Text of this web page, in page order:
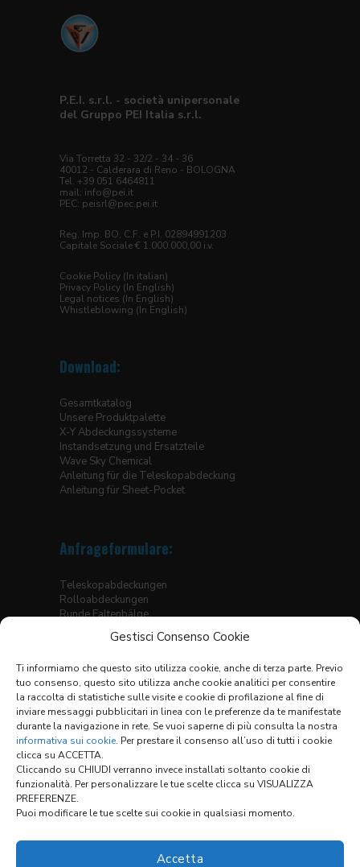
Gestisci Consenso Cookie
Ti informiamo che questo sito utilizza cookie, anche di terza parte. Previo
tuo consenso, questo sito utilizza anche cookie analitici per consentire
la raccolta di statistiche sulle visite e cookie di profilazione al fine di
inviare messaggi pubblicitari in linea con le preferenze da te manifestate
durante la navigazione in rete. Se vuoi saperne di più consulta la nostra
informativa sui cookie. Per prestare il consenso all’uso di tutti i cookie
clicca su ACCETTA.
Cliccando su CHIUDI verranno invece installati soltanto cookie di
funzionalità. Per personalizzare le tue scelte clicca su VISUALIZZA
PREFERENZE.
Puoi modificare le tue scelte sui cookie in qualsiasi momento.
Accetta
P.E.I. s.r.l. - società unipersonale
del Gruppo PEI Italia s.r.l.
Via Torretta 32 - 32/2 - 34 - 36
40012 - Calderara di Reno - BOLOGNA
Tel. +39 051 6464811
mail: info@pei.it
PEC: peisrl@pec.pei.it
Reg. Imp. BO, C.F. e P.I. 02894991203
Capitale Sociale € 1.000.000,00 i.v.
Cookie Policy (In italian)
Privacy Policy (In English)
Legal notices (In English)
Whistleblowing (In English)
Download:
Gesamtkatalog
Unsere Produktpalette
X-Y Abdeckungssysteme
Instandsetzung und Ersatzteile
Wave Sky Chemical
Anleitung für die Teleskopabdeckung
Anleitung für Sheet-Pocket
Anfrageformulare:
Teleskopabdeckungen
Rolloabdeckungen
Runde Faltenbälge
Faltenbälge für Hubtische
Faltenbälge
X-Y Abdeckungssysteme
Materialtabelle
Allgemeine Verkaufsbedingungen
Links: